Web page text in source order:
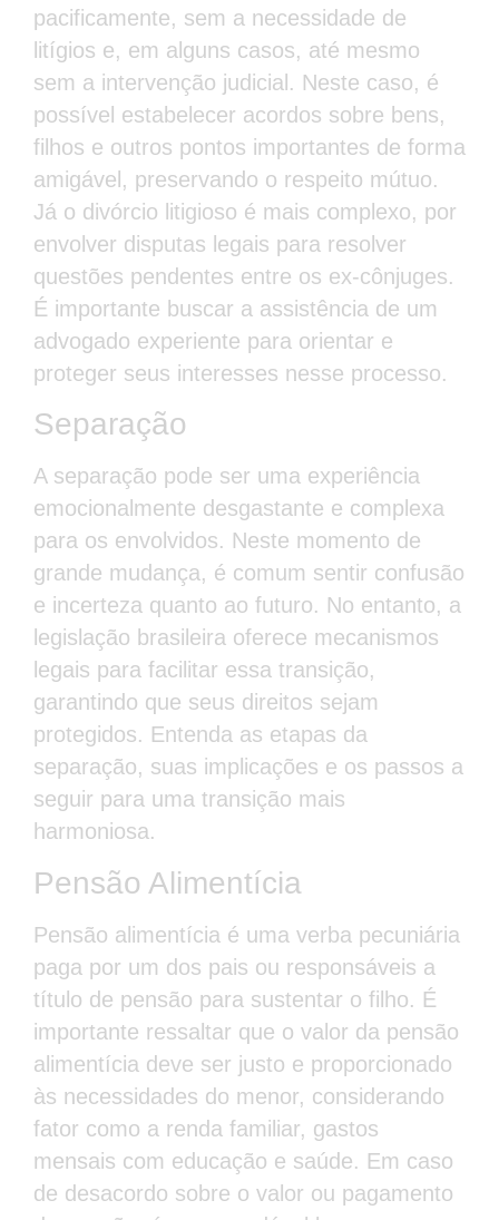
pacificamente, sem a necessidade de
litígios e, em alguns casos, até mesmo
sem a intervenção judicial. Neste caso, é
possível estabelecer acordos sobre bens,
filhos e outros pontos importantes de forma
amigável, preservando o respeito mútuo.
Já o divórcio litigioso é mais complexo, por
envolver disputas legais para resolver
questões pendentes entre os ex-cônjuges.
É importante buscar a assistência de um
advogado experiente para orientar e
proteger seus interesses nesse processo.
Separação
A separação pode ser uma experiência
emocionalmente desgastante e complexa
para os envolvidos. Neste momento de
grande mudança, é comum sentir confusão
e incerteza quanto ao futuro. No entanto, a
legislação brasileira oferece mecanismos
legais para facilitar essa transição,
garantindo que seus direitos sejam
protegidos. Entenda as etapas da
separação, suas implicações e os passos a
seguir para uma transição mais
harmoniosa.
Pensão Alimentícia
Pensão alimentícia é uma verba pecuniária
paga por um dos pais ou responsáveis a
título de pensão para sustentar o filho. É
importante ressaltar que o valor da pensão
alimentícia deve ser justo e proporcionado
às necessidades do menor, considerando
fator como a renda familiar, gastos
mensais com educação e saúde. Em caso
de desacordo sobre o valor ou pagamento